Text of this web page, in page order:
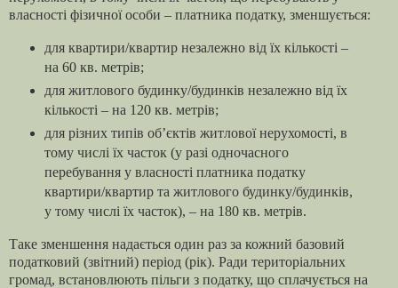
власності фізичної особи – платника податку, зменшується:
для квартири/квартир незалежно від їх кількості –
на 60 кв. метрів;
для житлового будинку/будинків незалежно від їх
кількості – на 120 кв. метрів;
для різних типів об’єктів житлової нерухомості, в
тому числі їх часток (у разі одночасного
перебування у власності платника податку
квартири/квартир та житлового будинку/будинків,
у тому числі їх часток), – на 180 кв. метрів.
Таке зменшення надається один раз за кожний базовий
податковий (звітний) період (рік). Ради територіальних
громад, встановлюють пільги з податку, що сплачується на